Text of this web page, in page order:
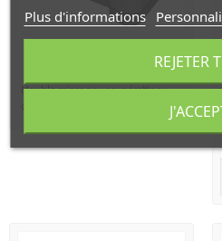
Meuble caisse pour supérette ou
caisse express ou file unique - sens
Plus d'informations
REJETER